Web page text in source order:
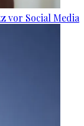
vor Social Media